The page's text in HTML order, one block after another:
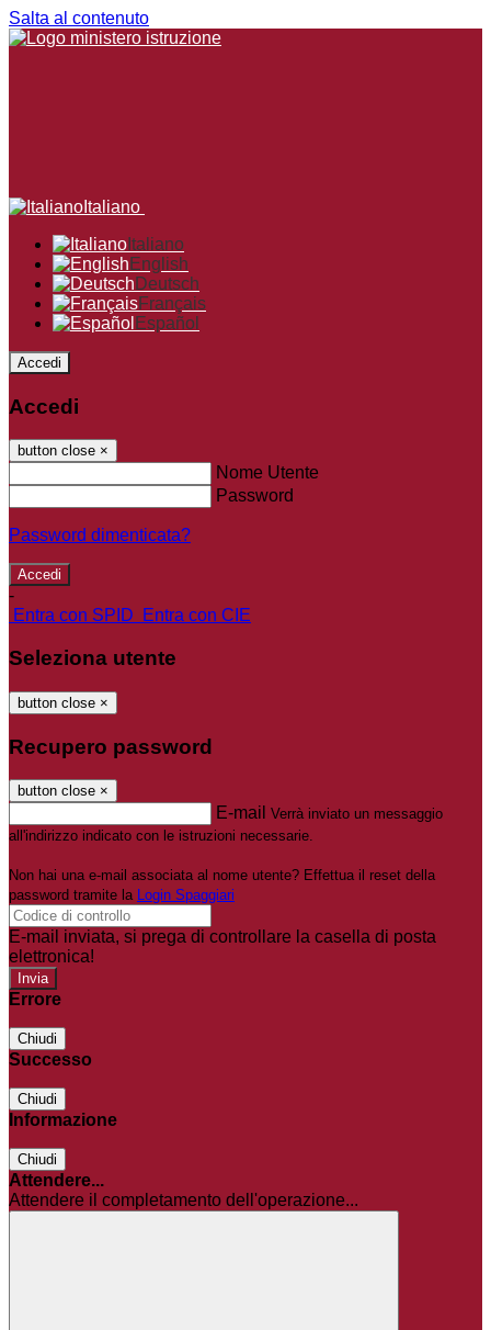
Salta al contenuto
Italiano
Italiano
English
Deutsch
Français
Español
Accedi
Accedi
button close ×
Nome Utente
Password
Password dimenticata?
-
Entra con SPID
Entra con CIE
Seleziona utente
button close ×
Recupero password
button close ×
E-mail Verrà inviato un messaggio
all'indirizzo indicato con le istruzioni necessarie.
Non hai una e-mail associata al nome utente? Effettua il reset della
password tramite la Login Spaggiari
E-mail inviata, si prega di controllare la casella di posta
elettronica!
Errore
Chiudi
Successo
Chiudi
Informazione
Chiudi
Attendere...
Attendere il completamento dell'operazione...